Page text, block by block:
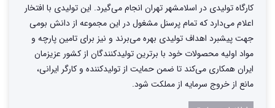
کارگاه تولیدی در اسلامشهر تهران انجام می‌گیرد. این تولیدی با افتخار
اعلام می‌دارد که تمام پرسنل مشغول در این مجموعه از دانش بومی
جهت پیشبرد اهداف تولیدی بهره می‌برند و نیز برای تامین پارچه و
مواد اولیه محصولات خود با برترین تولیدکنندگان از کشور عزیزمان
ایران همکاری می‌کند تا ضمن حمایت از تولیدکننده و کارگر ایرانی،
مانع از خروج سرمایه از مملکت شود.